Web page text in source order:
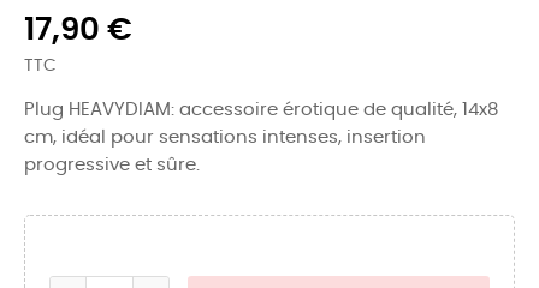
17,90 €
TTC
Plug HEAVYDIAM: accessoire érotique de qualité, 14x8
cm, idéal pour sensations intenses, insertion
progressive et sûre.